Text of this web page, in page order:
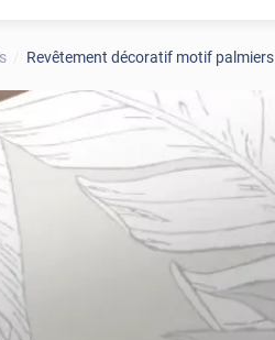
Revêtement décoratif motif palmiers